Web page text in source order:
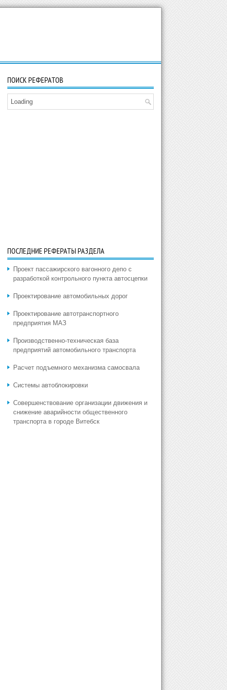
ПОИСК РЕФЕРАТОВ
Loading
ПОСЛЕДНИЕ РЕФЕРАТЫ РАЗДЕЛА
Проект пассажирского вагонного депо с
разработкой контрольного пункта автосцепки
Проектирование автомобильных дорог
Проектирование автотранспортного
предприятия МАЗ
Производственно-техническая база
предприятий автомобильного транспорта
Расчет подъемного механизма самосвала
Системы автоблокировки
Совершенствование организации движения и
снижение аварийности общественного
транспорта в городе Витебск